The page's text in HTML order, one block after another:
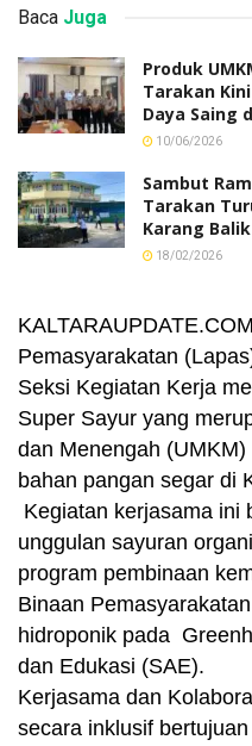
Baca Juga
Produk
Tarakan
Daya Saing
10/06/2026
Sambut
Tarakan
Karang Balik
18/02/2026
Pemasyarakatan
Seksi Kegiatan Kerja
Super Sayur yang
dan Menengah
bahan pangan segar di
Kegiatan kerjasama ini
unggulan sayuran
program pembinaan
Binaan
hidroponik pada
dan Edukasi (SAE).
Kerjasama dan
secara inklusif